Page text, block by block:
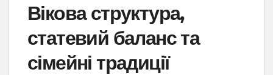
Вікова структура,
статевий баланс та
сімейні традиції